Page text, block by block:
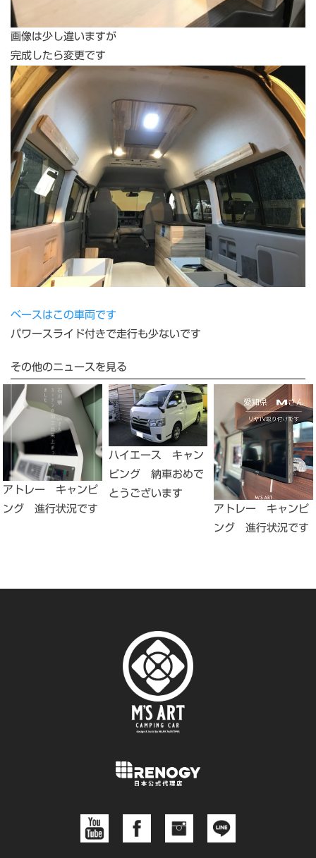
画像は少し違いますが
完成したら変更です
ベースはこの車両です
パワースライド付きで走行も少ないです
その他のニュースを見る
アトレー キャンピ
ング 進行状況です
ハイエース キャン
ピング 納車おめで
とうございます
アトレー キャンピ
ング 進行状況です